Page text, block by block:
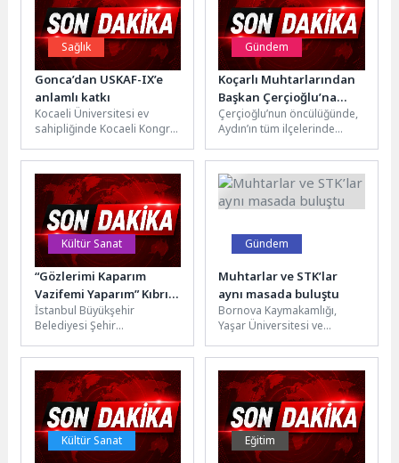
Sağlık
Gonca’dan USKAF-IX’e
anlamlı katkı
Kocaeli Üniversitesi ev
sahipliğinde Kocaeli Kongre
“USKAF-IX Dezavantajlı
Gruplarda Sağlık Hizmetleri
Kongresi” sağlık...
Gündem
Koçarlı Muhtarlarından
Başkan Çerçioğlu’na
Hizmet Teşekkürü
Çerçioğlu’nun öncülüğünde,
Aydın’ın tüm ilçelerinde
hız kesmeden devam ediyor.
Büyükşehir Belediyesi ve...
Kültür Sanat
“Gözlerimi Kaparım
Vazifemi Yaparım” Kıbrıs
Seyircisiyle Buluşuyor
İstanbul Büyükşehir
Belediyesi Şehir
“Gözlerimi Kaparım Vazifemi
Yaparım” oyununu 22. Kıbrıs
Tiyatro Festivali...
Gündem
Muhtarlar ve STK’lar
aynı masada buluştu
Bornova Kaymakamlığı,
Yaşar Üniversitesi ve
iş birliğiyle yürütülen
“Bornova İlçesi Muhtarlarına
Yönelik...
Kültür Sanat Eğitim